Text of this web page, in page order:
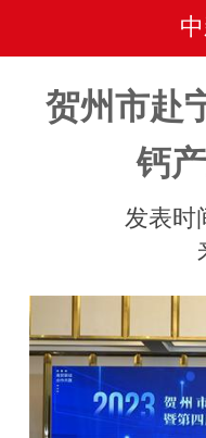
贺州市赴
钙
发表时